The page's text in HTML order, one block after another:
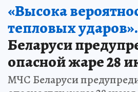
«Высока
тепловых ударов».
Беларуси
опасной жаре 28
МЧС Беларуси